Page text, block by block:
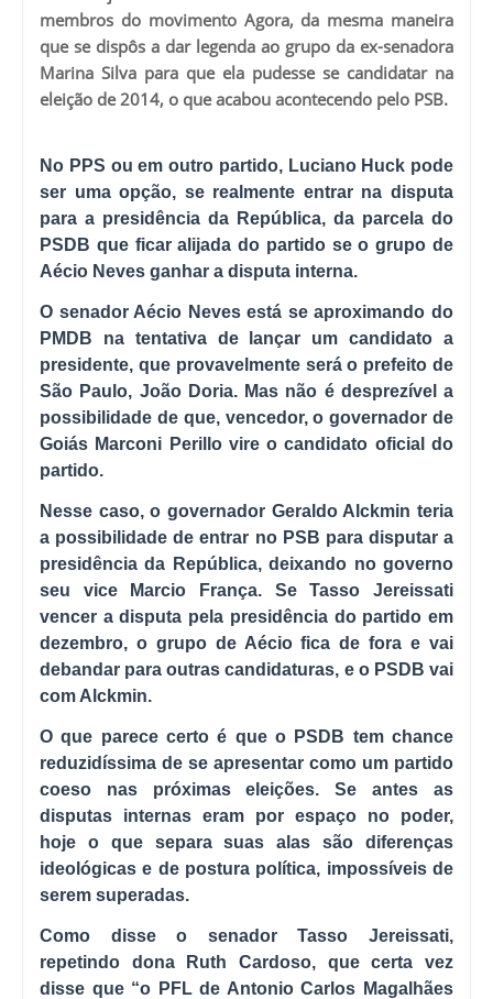
membros do movimento Agora, da mesma maneira
que se dispôs a dar legenda ao grupo da ex-senadora
Marina Silva para que ela pudesse se candidatar na
eleição de 2014, o que acabou acontecendo pelo PSB.
No PPS ou em outro partido, Luciano Huck pode
ser uma opção, se realmente entrar na disputa
para a presidência da República, da parcela do
PSDB que ficar alijada do partido se o grupo de
Aécio Neves ganhar a disputa interna.
O senador Aécio Neves está se aproximando do
PMDB na tentativa de lançar um candidato a
presidente, que provavelmente será o prefeito de
São Paulo, João Doria. Mas não é desprezível a
possibilidade de que, vencedor, o governador de
Goiás Marconi Perillo vire o candidato oficial do
partido.
Nesse caso, o governador Geraldo Alckmin teria
a possibilidade de entrar no PSB para disputar a
presidência da República, deixando no governo
seu vice Marcio França. Se Tasso Jereissati
vencer a disputa pela presidência do partido em
dezembro, o grupo de Aécio fica de fora e vai
debandar para outras candidaturas, e o PSDB vai
com Alckmin.
O que parece certo é que o PSDB tem chance
reduzidíssima de se apresentar como um partido
coeso nas próximas eleições. Se antes as
disputas internas eram por espaço no poder,
hoje o que separa suas alas são diferenças
ideológicas e de postura política, impossíveis de
serem superadas.
Como disse o senador Tasso Jereissati,
repetindo dona Ruth Cardoso, que certa vez
disse que “o PFL de Antonio Carlos Magalhães